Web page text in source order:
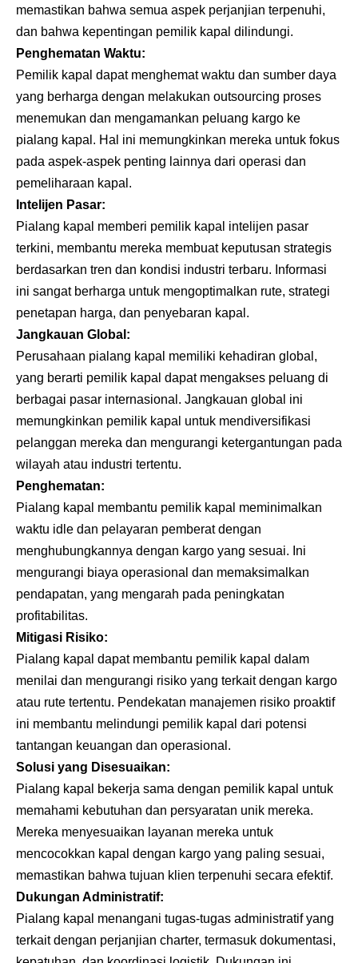
memastikan bahwa semua aspek perjanjian terpenuhi,
dan bahwa kepentingan pemilik kapal dilindungi.
Penghematan Waktu:
Pemilik kapal dapat menghemat waktu dan sumber daya
yang berharga dengan melakukan outsourcing proses
menemukan dan mengamankan peluang kargo ke
pialang kapal. Hal ini memungkinkan mereka untuk fokus
pada aspek-aspek penting lainnya dari operasi dan
pemeliharaan kapal.
Intelijen Pasar:
Pialang kapal memberi pemilik kapal intelijen pasar
terkini, membantu mereka membuat keputusan strategis
berdasarkan tren dan kondisi industri terbaru. Informasi
ini sangat berharga untuk mengoptimalkan rute, strategi
penetapan harga, dan penyebaran kapal.
Jangkauan Global:
Perusahaan pialang kapal memiliki kehadiran global,
yang berarti pemilik kapal dapat mengakses peluang di
berbagai pasar internasional. Jangkauan global ini
memungkinkan pemilik kapal untuk mendiversifikasi
pelanggan mereka dan mengurangi ketergantungan pada
wilayah atau industri tertentu.
Penghematan:
Pialang kapal membantu pemilik kapal meminimalkan
waktu idle dan pelayaran pemberat dengan
menghubungkannya dengan kargo yang sesuai. Ini
mengurangi biaya operasional dan memaksimalkan
pendapatan, yang mengarah pada peningkatan
profitabilitas.
Mitigasi Risiko:
Pialang kapal dapat membantu pemilik kapal dalam
menilai dan mengurangi risiko yang terkait dengan kargo
atau rute tertentu. Pendekatan manajemen risiko proaktif
ini membantu melindungi pemilik kapal dari potensi
tantangan keuangan dan operasional.
Solusi yang Disesuaikan:
Pialang kapal bekerja sama dengan pemilik kapal untuk
memahami kebutuhan dan persyaratan unik mereka.
Mereka menyesuaikan layanan mereka untuk
mencocokkan kapal dengan kargo yang paling sesuai,
memastikan bahwa tujuan klien terpenuhi secara efektif.
Dukungan Administratif:
Pialang kapal menangani tugas-tugas administratif yang
terkait dengan perjanjian charter, termasuk dokumentasi,